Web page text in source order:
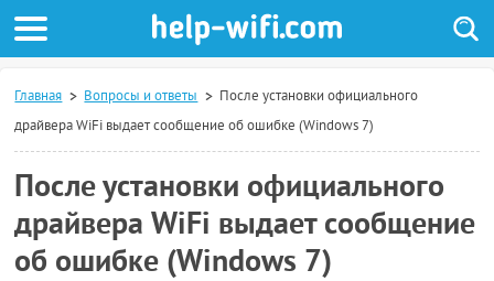
Главная Вопросы и ответы
После установки официального
драйвера WiFi выдает сообщение об ошибке (Windows 7)
После установки официального
драйвера WiFi выдает сообщение
об ошибке (Windows 7)